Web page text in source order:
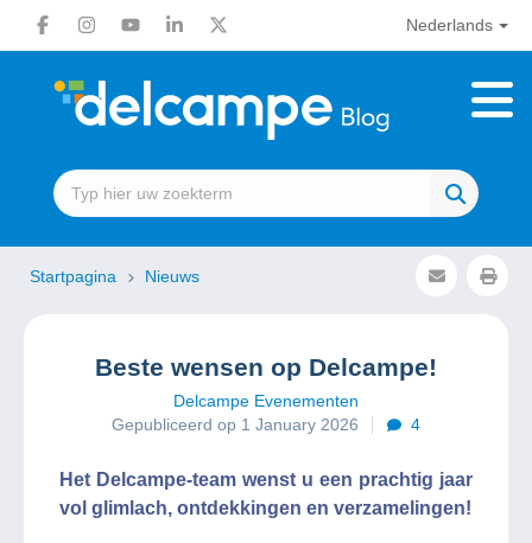
Nederlands
Startpagina Nieuws
Beste wensen op Delcampe!
Delcampe Evenementen
Gepubliceerd op 1 January 2026
4
Het Delcampe-team wenst u een prachtig jaar
vol glimlach, ontdekkingen en verzamelingen!